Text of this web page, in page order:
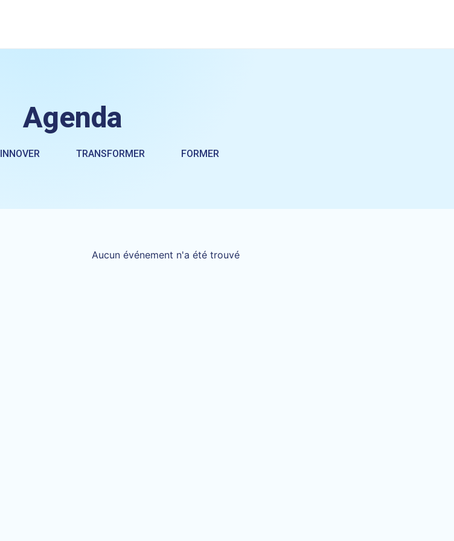
Agenda
INNOVER TRANSFORMER FORMER
Aucun événement n'a été trouvé